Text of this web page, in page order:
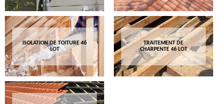
ISOLATION DE TOITURE 46
LOT
TRAITEMENT DE
CHARPENTE 46 LOT